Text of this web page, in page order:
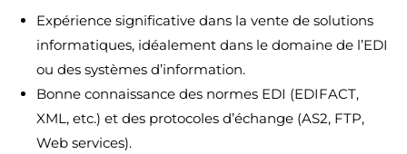
Expérience significative dans la vente de solutions
informatiques, idéalement dans le domaine de l’EDI
ou des systèmes d’information.
Bonne connaissance des normes EDI (EDIFACT,
XML, etc.) et des protocoles d’échange (AS2, FTP,
Web services).